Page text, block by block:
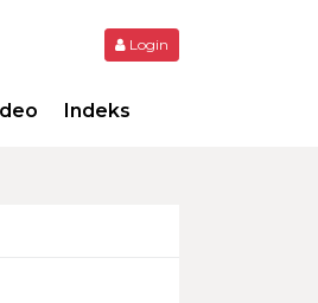
Login
Indeks